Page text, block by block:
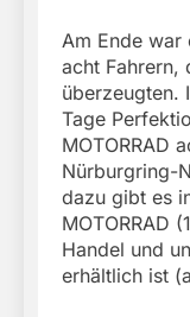
Am Ende war
acht Fahrern,
überzeugten.
Tage
MOTORRAD
Nürburgring-
dazu gibt es
MOTORRAD
Handel und
erhältlich ist